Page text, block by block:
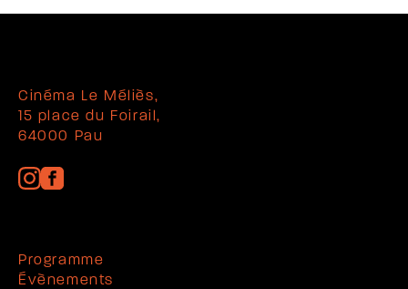
Cinéma Le Méliès,
15 place du Foirail,
64000 Pau
Programme
Évènements